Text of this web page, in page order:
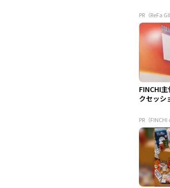
PR（ReFa
FINCHI
クセッシ
PR（FINCHI